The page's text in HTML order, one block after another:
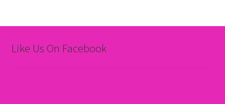
Like Us On Facebook